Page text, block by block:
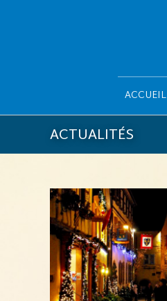
ACCUEIL
ACTUALITÉS